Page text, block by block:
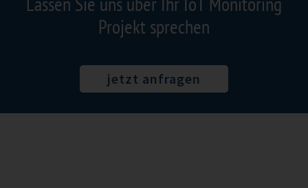
Projekt sprechen
jetzt anfragen